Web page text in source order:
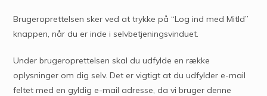
Brugeroprettelsen sker ved at trykke på “Log ind med MitId”
knappen, når du er inde i selvbetjeningsvinduet.
Under brugeroprettelsen skal du udfylde en række
oplysninger om dig selv. Det er vigtigt at du udfylder e-mail
feltet med en gyldig e-mail adresse, da vi bruger denne